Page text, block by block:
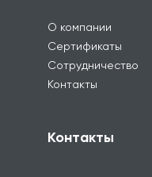
О компании
Сертификаты
Сотрудничество
Контакты
Контакты